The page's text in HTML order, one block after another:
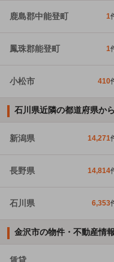
鹿島郡中能登町 1
鳳珠郡能登町 1
小松市 410
石川県近隣の都道府県か
新潟県 14,271
長野県 14,814
石川県 6,353
金沢市の物件・不動産情
賃貸